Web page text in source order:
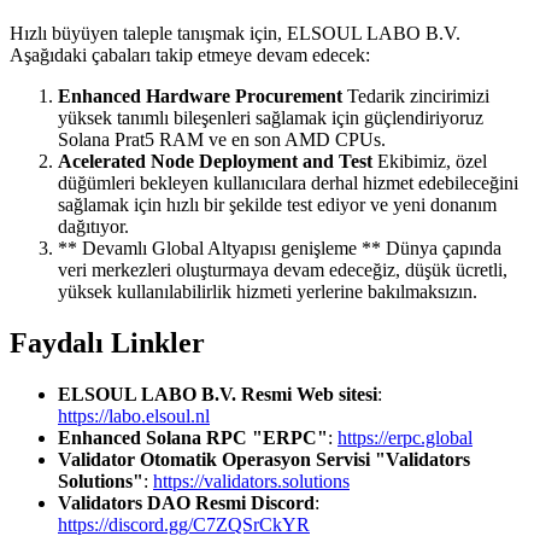
Hızlı büyüyen taleple tanışmak için, ELSOUL LABO B.V.
Aşağıdaki çabaları takip etmeye devam edecek:
Enhanced Hardware Procurement Tedarik zincirimizi
yüksek tanımlı bileşenleri sağlamak için güçlendiriyoruz
Solana Prat5 RAM ve en son AMD CPUs.
Acelerated Node Deployment and Test Ekibimiz, özel
düğümleri bekleyen kullanıcılara derhal hizmet edebileceğini
sağlamak için hızlı bir şekilde test ediyor ve yeni donanım
dağıtıyor.
** Devamlı Global Altyapısı genişleme ** Dünya çapında
veri merkezleri oluşturmaya devam edeceğiz, düşük ücretli,
yüksek kullanılabilirlik hizmeti yerlerine bakılmaksızın.
Faydalı Linkler
ELSOUL LABO B.V. Resmi Web sitesi:
https://labo.elsoul.nl
Enhanced Solana RPC "ERPC": https://erpc.global
Validator Otomatik Operasyon Servisi "Validators
Solutions": https://validators.solutions
Validators DAO Resmi Discord:
https://discord.gg/C7ZQSrCkYR